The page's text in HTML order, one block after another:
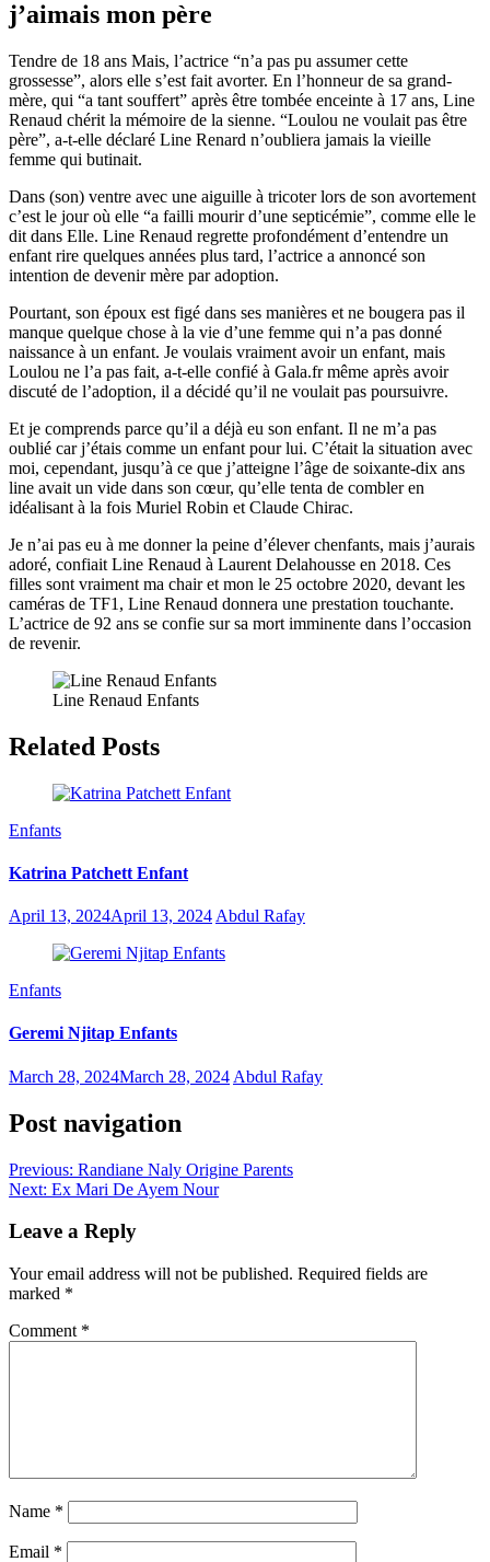
j’aimais mon père
Tendre de 18 ans Mais, l’actrice “n’a pas pu assumer cette
grossesse”, alors elle s’est fait avorter. En l’honneur de sa grand-
mère, qui “a tant souffert” après être tombée enceinte à 17 ans, Line
Renaud chérit la mémoire de la sienne. “Loulou ne voulait pas être
père”, a-t-elle déclaré Line Renard n’oubliera jamais la vieille
femme qui butinait.
Dans (son) ventre avec une aiguille à tricoter lors de son avortement
c’est le jour où elle “a failli mourir d’une septicémie”, comme elle le
dit dans Elle. Line Renaud regrette profondément d’entendre un
enfant rire quelques années plus tard, l’actrice a annoncé son
intention de devenir mère par adoption.
Pourtant, son époux est figé dans ses manières et ne bougera pas il
manque quelque chose à la vie d’une femme qui n’a pas donné
naissance à un enfant. Je voulais vraiment avoir un enfant, mais
Loulou ne l’a pas fait, a-t-elle confié à Gala.fr même après avoir
discuté de l’adoption, il a décidé qu’il ne voulait pas poursuivre.
Et je comprends parce qu’il a déjà eu son enfant. Il ne m’a pas
oublié car j’étais comme un enfant pour lui. C’était la situation avec
moi, cependant, jusqu’à ce que j’atteigne l’âge de soixante-dix ans
line avait un vide dans son cœur, qu’elle tenta de combler en
idéalisant à la fois Muriel Robin et Claude Chirac.
Je n’ai pas eu à me donner la peine d’élever chenfants, mais j’aurais
adoré, confiait Line Renaud à Laurent Delahousse en 2018. Ces
filles sont vraiment ma chair et mon le 25 octobre 2020, devant les
caméras de TF1, Line Renaud donnera une prestation touchante.
L’actrice de 92 ans se confie sur sa mort imminente dans l’occasion
de revenir.
Line Renaud Enfants
Related Posts
Enfants
Katrina Patchett Enfant
April 13, 2024April 13, 2024 Abdul Rafay
Enfants
Geremi Njitap Enfants
March 28, 2024March 28, 2024 Abdul Rafay
Post navigation
Previous: Randiane Naly Origine Parents
Next: Ex Mari De Ayem Nour
Leave a Reply
Your email address will not be published. Required fields are
marked *
Comment *
Name *
Email *